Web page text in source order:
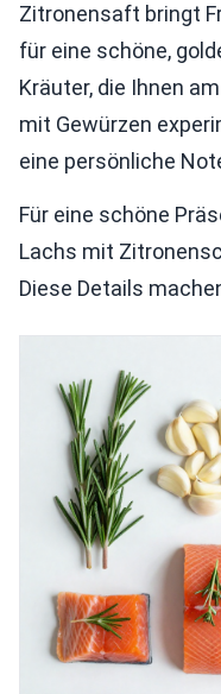
Zitronensaft bringt
für eine schöne,
Kräuter, die Ihnen
mit Gewürzen
eine persönliche
Für eine schöne
Lachs mit
Diese Details